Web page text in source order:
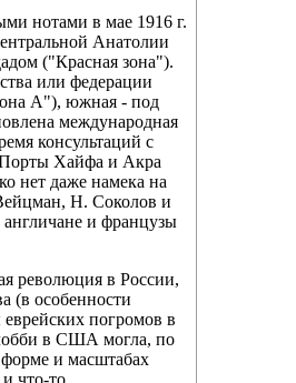
нотами в мае 1916 г.
Анатолии
("Красная зона").
или федерации
А"), южная - под
международная
консультаций с
Хайфа и Акра
нет даже намека на
Н. Соколов и
и французы
революция в России,
(в особенности
погромов в
в США могла, по
и масштабах
что-то